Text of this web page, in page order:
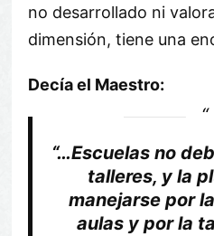
no desarrollado ni
dimensión, tiene una
Decía el Maestro:
“…Escuelas no
talleres, y la
manejarse por
aulas y por la